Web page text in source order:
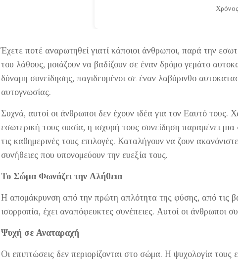
Έχετε ποτέ αναρωτηθεί γιατί κάποιοι άνθρωποι, παρά την
του λάθους, μοιάζουν να βαδίζουν σε έναν δρόμο γεμάτο
δύναμη συνείδησης, παγιδευμένοι σε έναν λαβύρινθο
αυτογνωσίας.
Συχνά, αυτοί οι άνθρωποι δεν έχουν ιδέα για τον Εαυτό τους.
εσωτερική τους ουσία, η ισχυρή τους συνείδηση παραμένει
τις καθημερινές τους επιλογές. Καταλήγουν να ζουν
συνήθειες που υπονομεύουν την ευεξία τους.
Το Σώμα Φωνάζει την Αλήθεια
Η απομάκρυνση από την πρώτη απλότητα της φύσης, από τις
ισορροπία, έχει αναπόφευκτες συνέπειες. Αυτοί οι άνθρωποι
Ψυχή σε Αναταραχή
Οι επιπτώσεις δεν περιορίζονται στο σώμα. Η ψυχολογία τους